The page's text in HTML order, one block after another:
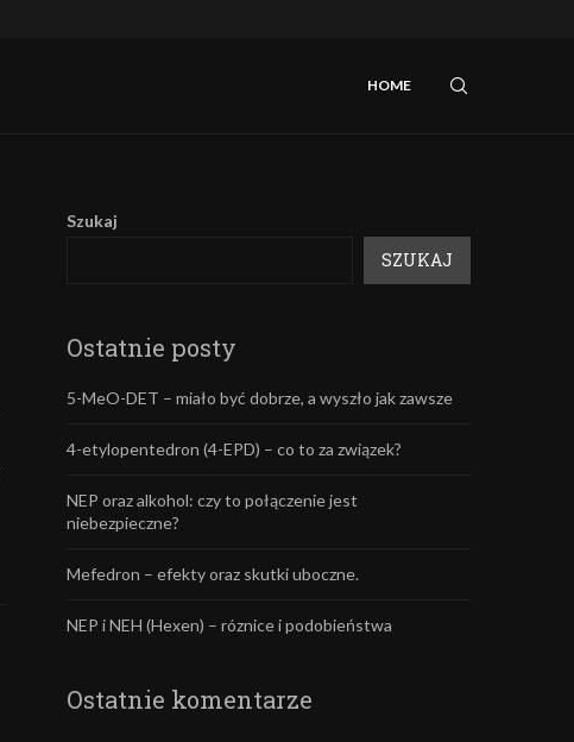
HOME
Szukaj
SZUKAJ
Ostatnie posty
5-MeO-DET – miało być dobrze, a wyszło jak zawsze
4-etylopentedron (4-EPD) – co to za związek?
NEP oraz alkohol: czy to połączenie jest
niebezpieczne?
Mefedron – efekty oraz skutki uboczne.
NEP i NEH (Hexen) – róznice i podobieństwa
Ostatnie komentarze